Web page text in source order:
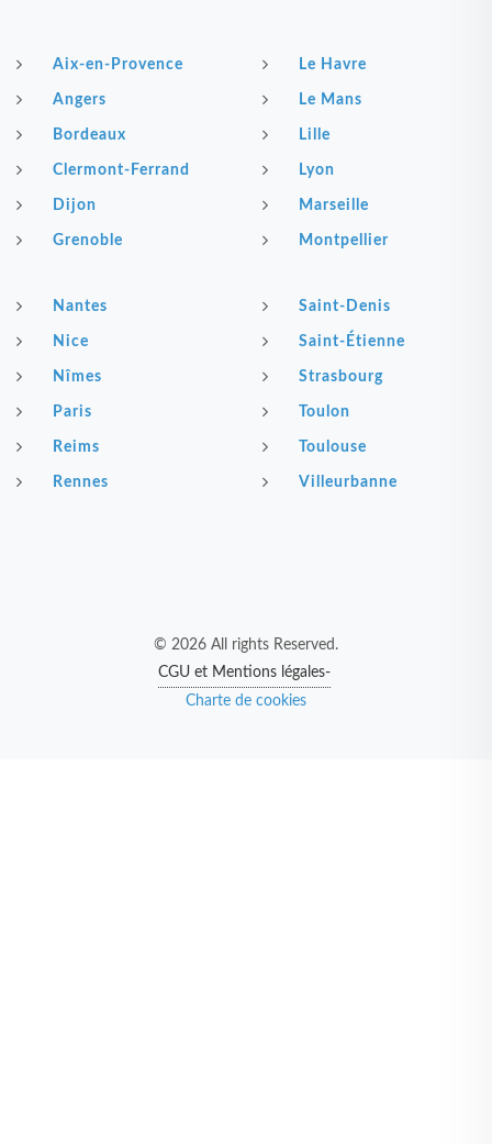
Aix-en-Provence
Angers
Bordeaux
Clermont-Ferrand
Dijon
Grenoble
Le Havre
Le Mans
Lille
Lyon
Marseille
Montpellier
Nantes
Nice
Nîmes
Paris
Reims
Rennes
Saint-Denis
Saint-Étienne
Strasbourg
Toulon
Toulouse
Villeurbanne
© 2026 All rights Reserved.
CGU et Mentions légales-
Charte de cookies